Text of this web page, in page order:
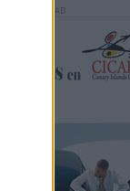
PUBLICIDAD